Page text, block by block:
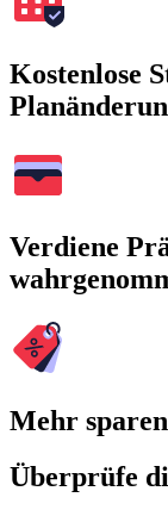
Kostenlose
Verdiene
Mehr
Überprüfe